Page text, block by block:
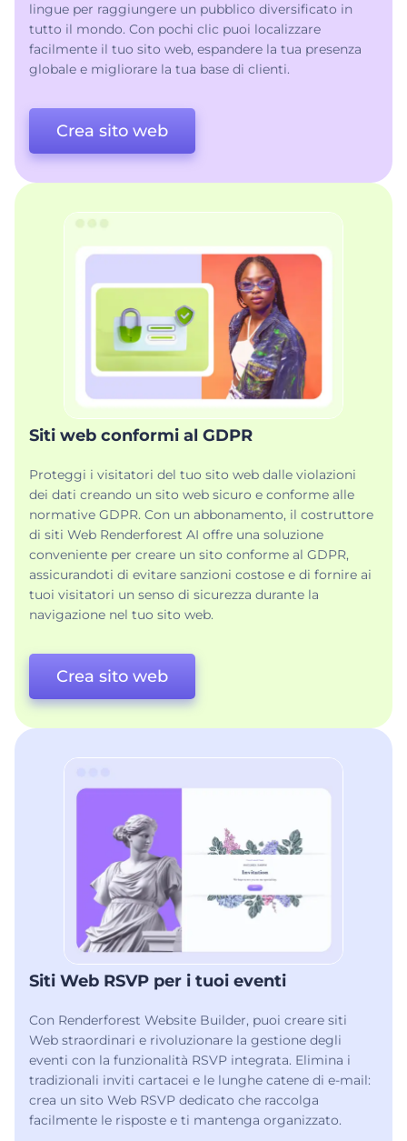
lingue per raggiungere un pubblico diversificato in
tutto il mondo. Con pochi clic puoi localizzare
facilmente il tuo sito web, espandere la tua presenza
globale e migliorare la tua base di clienti.
Crea sito web
Siti web conformi al GDPR
Proteggi i visitatori del tuo sito web dalle violazioni
dei dati creando un sito web sicuro e conforme alle
normative GDPR. Con un abbonamento, il costruttore
di siti Web Renderforest AI offre una soluzione
conveniente per creare un sito conforme al GDPR,
assicurandoti di evitare sanzioni costose e di fornire ai
tuoi visitatori un senso di sicurezza durante la
navigazione nel tuo sito web.
Crea sito web
Siti Web RSVP per i tuoi eventi
Con Renderforest Website Builder, puoi creare siti
Web straordinari e rivoluzionare la gestione degli
eventi con la funzionalità RSVP integrata. Elimina i
tradizionali inviti cartacei e le lunghe catene di e-mail:
crea un sito Web RSVP dedicato che raccolga
facilmente le risposte e ti mantenga organizzato.